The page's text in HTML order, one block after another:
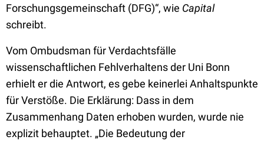
Forschungsgemeinschaft (DFG)“, wie Capital
schreibt.
Vom Ombudsman für Verdachtsfälle
wissenschaftlichen Fehlverhaltens der Uni Bonn
erhielt er die Antwort, es gebe keinerlei Anhaltspunkte
für Verstöße. Die Erklärung: Dass in dem
Zusammenhang Daten erhoben wurden, wurde nie
explizit behauptet. „Die Bedeutung der